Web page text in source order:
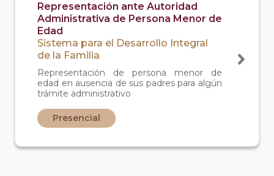
Representación ante Autoridad
Administrativa de Persona Menor de
Edad
Sistema para el Desarrollo Integral
de la Familia
Representación de persona menor de
edad en ausencia de sus padres para algún
trámite administrativo
Presencial